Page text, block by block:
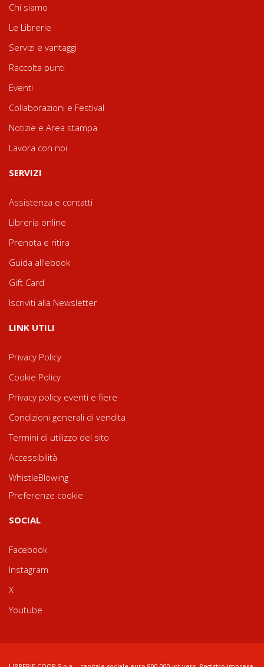
Chi siamo
Le Librerie
Servizi e vantaggi
Raccolta punti
Eventi
Collaborazioni e Festival
Notizie e Area stampa
Lavora con noi
SERVIZI
Assistenza e contatti
Libreria online
Prenota e ritira
Guida all'ebook
Gift Card
Iscriviti alla Newsletter
LINK UTILI
Privacy Policy
Cookie Policy
Privacy policy eventi e fiere
Condizioni generali di vendita
Termini di utilizzo del sito
Accessibilità
WhistleBlowing
Preferenze cookie
SOCIAL
Facebook
Instagram
X
Youtube